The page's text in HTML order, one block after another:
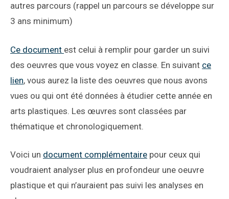
autres parcours (rappel un parcours se développe sur
3 ans minimum)
Ce document est celui à remplir pour garder un suivi
des oeuvres que vous voyez en classe. En suivant ce
lien, vous aurez la liste des oeuvres que nous avons
vues ou qui ont été données à étudier cette année en
arts plastiques. Les œuvres sont classées par
thématique et chronologiquement.
Voici un document complémentaire pour ceux qui
voudraient analyser plus en profondeur une oeuvre
plastique et qui n’auraient pas suivi les analyses en